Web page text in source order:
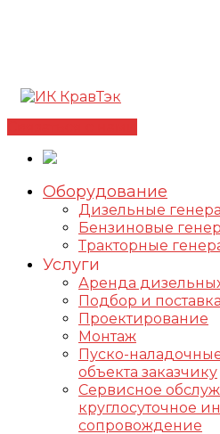
Оборудование
Дизельные
Бензиновые
Тракторные
Услуги
Аренда
Подбор и
Проектирование
Монтаж
Пуско-
объекта заказчику
Сервисное
круглосуточное
сопровождение